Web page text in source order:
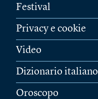
Festival
Privacy e cookie
Video
Dizionario italiano
Oroscopo